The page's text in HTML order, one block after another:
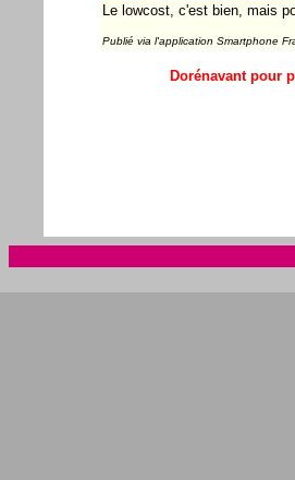
Le lowcost, c'est bien, mais
Publié via l'application Smartphone
Dorénavant pour